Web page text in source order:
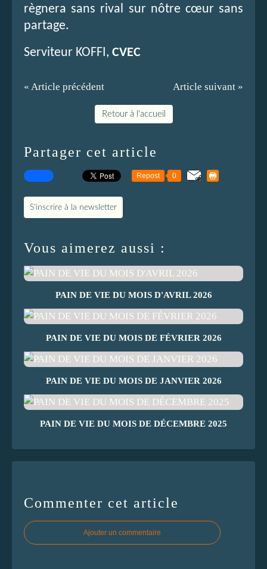
règnera sans rival sur nôtre cœur sans
partage.
Serviteur KOFFI, CVEC
« Article précédent Article suivant »
Retour à l'accueil
Partager cet article
Repost 0
S'inscrire à la newsletter
Vous aimerez aussi :
PAIN DE VIE DU MOIS D'AVRIL 2026
PAIN DE VIE DU MOIS DE FÉVRIER 2026
PAIN DE VIE DU MOIS DE JANVIER 2026
PAIN DE VIE DU MOIS DE DÉCEMBRE 2025
Commenter cet article
Ajouter un commentaire